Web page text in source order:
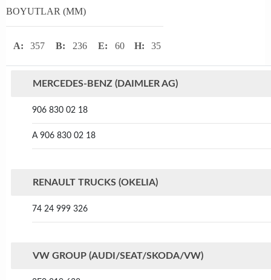
BOYUTLAR (MM)
A: 357 B: 236 E: 60 H: 35
MERCEDES-BENZ (DAIMLER AG)
906 830 02 18
A 906 830 02 18
RENAULT TRUCKS (OKELIA)
74 24 999 326
VW GROUP (AUDI/SEAT/SKODA/VW)